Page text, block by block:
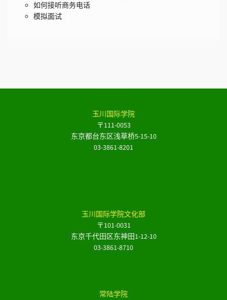
如何接听商务电话
模拟面试
玉川国际学院
〒111-0053
东京都台东区浅草桥5-15-10
03-3861-8201
玉川国际学院文化部
〒101-0031
东京千代田区东神田1-12-10
03-3861-8710
常陆学院